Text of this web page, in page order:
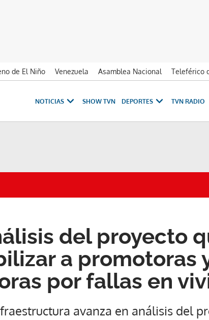
de El Niño Venezuela Asamblea Nacional Teleférico
NOTICIAS SHOW TVN DEPORTES TVN RADIO
del proyecto
a promotoras
por fallas en
avanza en análisis del